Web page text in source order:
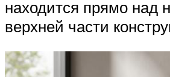
находится прямо над
верхней части